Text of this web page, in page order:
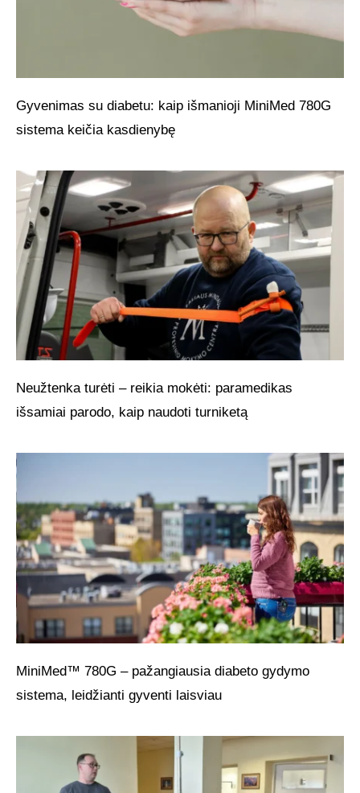
Gyvenimas su diabetu: kaip išmanioji MiniMed 780G
sistema keičia kasdienybę
Neužtenka turėti – reikia mokėti: paramedikas
išsamiai parodo, kaip naudoti turniketą
MiniMed™ 780G – pažangiausia diabeto gydymo
sistema, leidžianti gyventi laisviau